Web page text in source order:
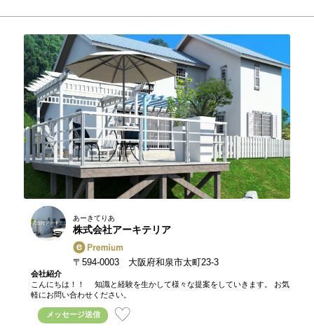
あーきてりあ
株式会社アーキテリア
〒594-0003 大阪府和泉市太町23-3
会社紹介
こんにちは！！ 知識と経験を生かして様々な提案をしていきます。 お気
軽にお問い合わせください。
メッセージ送信